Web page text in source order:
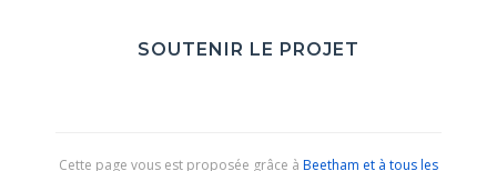
SOUTENIR LE PROJET
Cette page vous est proposée grâce à Beetham et à tous les